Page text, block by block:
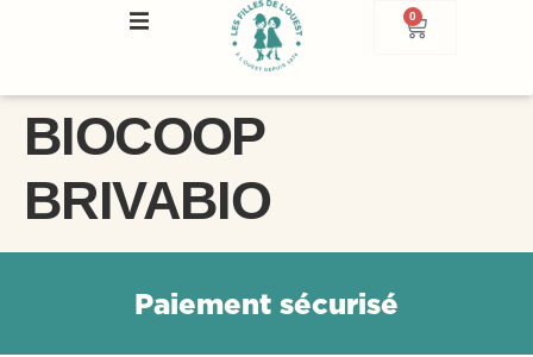
0
BIOCOOP
BRIVABIO
Paiement sécurisé